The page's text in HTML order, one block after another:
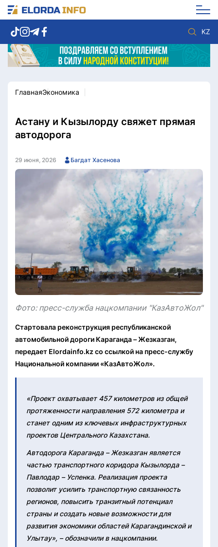
KZ
Новости столицы
Спорт
Культура
Мнение
Видео
Этический кодекс
Служу стране
ГлавнаяЭкономика
Астану и Кызылорду свяжет прямая
автодорога
29 июня, 2026 Багдат Хасенова
Фото: пресс-служба нацкомпании "КазАвтоЖол"
Стартовала реконструкция республиканской
автомобильной дороги Караганда – Жезказган,
передает Elordainfo.kz со ссылкой на пресс-службу
Национальной компании «КазАвтоЖол».
«Проект охватывает 457 километров из общей
протяженности направления 572 километра и
станет одним из ключевых инфраструктурных
проектов Центрального Казахстана.
Автодорога Караганда – Жезказган является
частью транспортного коридора Кызылорда –
Павлодар – Успенка. Реализация проекта
позволит усилить транспортную связанность
регионов, повысить транзитный потенциал
страны и создать новые возможности для
развития экономики областей Карагандинской и
Улытау», – обозначили в нацкомпании.